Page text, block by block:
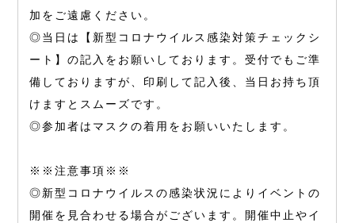
加をご遠慮ください。
◎当日は【新型コロナウイルス感染対策チェックシ
ート】の記入をお願いしております。受付でもご準
備しておりますが、印刷して記入後、当日お持ち頂
けますとスムーズです。
◎参加者はマスクの着用をお願いいたします。
※※注意事項※※
◎新型コロナウイルスの感染状況によりイベントの
開催を見合わせる場合がございます。開催中止やイ